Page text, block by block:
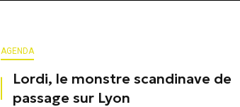
AGENDA
Lordi, le monstre scandinave de
passage sur Lyon